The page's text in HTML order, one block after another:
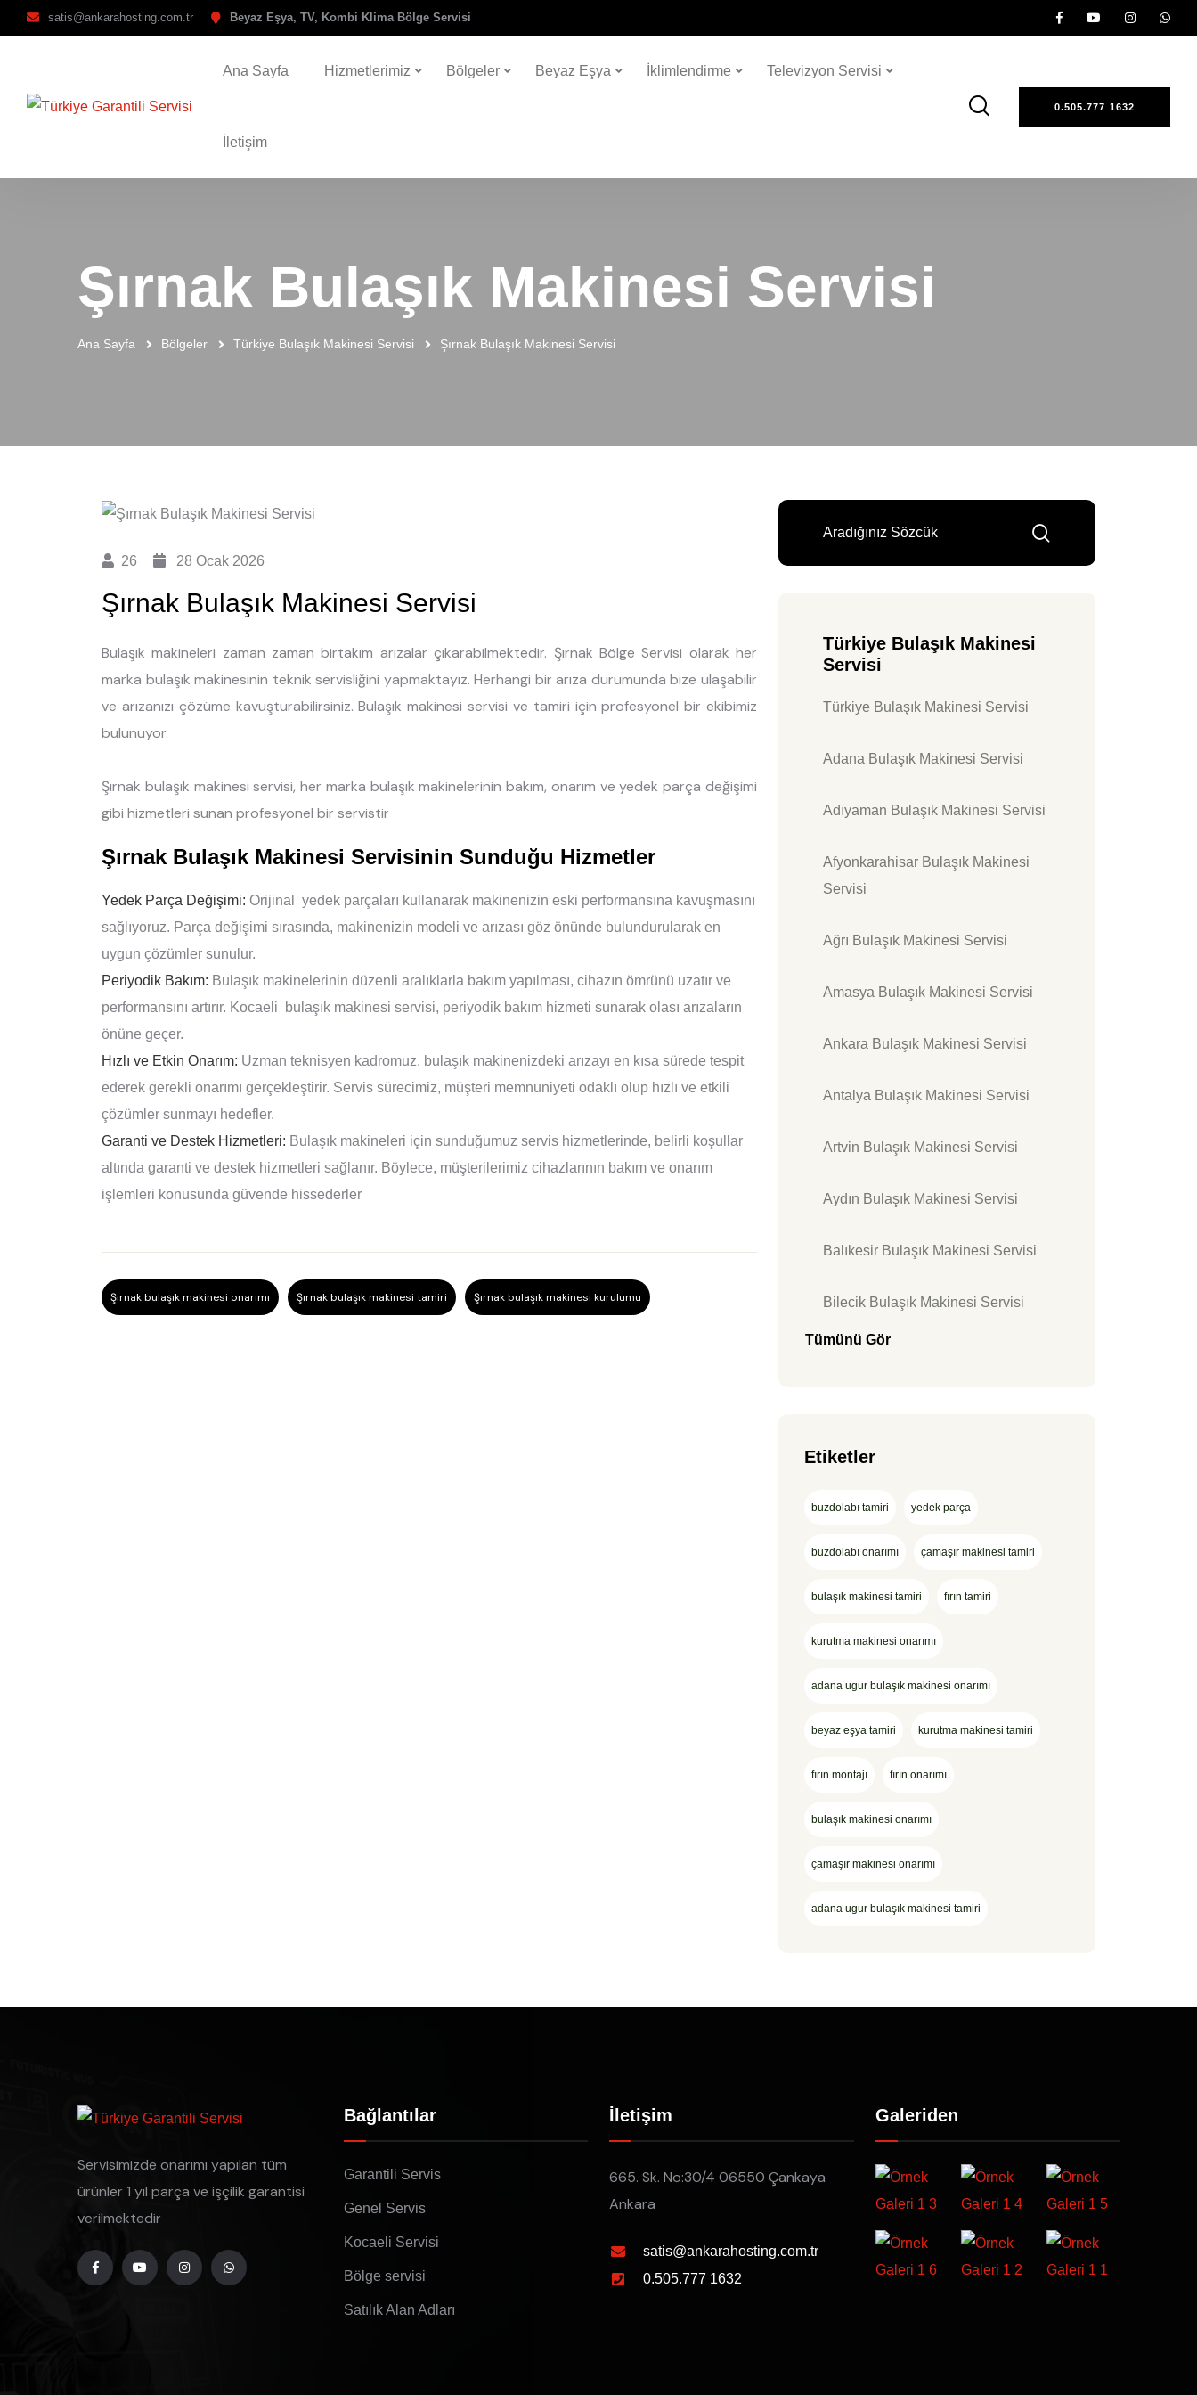
satis@ankarahosting.com.tr Beyaz Eşya, TV, Kombi Klima Bölge Servisi
Ana Sayfa Hizmetlerimiz Bölgeler Beyaz Eşya İklimlendirme Televizyon Servisi
İletişim
0.505.777 1632
Şırnak Bulaşık Makinesi Servisi
Ana Sayfa Bölgeler Türkiye Bulaşık Makinesi Servisi Şırnak Bulaşık Makinesi Servisi
26 28 Ocak 2026
Şırnak Bulaşık Makinesi Servisi
Bulaşık makineleri zaman zaman birtakım arızalar çıkarabilmektedir. Şırnak Bölge Servisi olarak her
marka bulaşık makinesinin teknik servisliğini yapmaktayız. Herhangi bir arıza durumunda bize ulaşabilir
ve arızanızı çözüme kavuşturabilirsiniz. Bulaşık makinesi servisi ve tamiri için profesyonel bir ekibimiz
bulunuyor.
Şırnak bulaşık makinesi servisi, her marka bulaşık makinelerinin bakım, onarım ve yedek parça değişimi
gibi hizmetleri sunan profesyonel bir servistir
Şırnak Bulaşık Makinesi Servisinin Sunduğu Hizmetler
Yedek Parça Değişimi: Orijinal yedek parçaları kullanarak makinenizin eski performansına kavuşmasını
sağlıyoruz. Parça değişimi sırasında, makinenizin modeli ve arızası göz önünde bulundurularak en
uygun çözümler sunulur.
Periyodik Bakım: Bulaşık makinelerinin düzenli aralıklarla bakım yapılması, cihazın ömrünü uzatır ve
performansını artırır. Kocaeli bulaşık makinesi servisi, periyodik bakım hizmeti sunarak olası arızaların
önüne geçer.
Hızlı ve Etkin Onarım: Uzman teknisyen kadromuz, bulaşık makinenizdeki arızayı en kısa sürede tespit
ederek gerekli onarımı gerçekleştirir. Servis sürecimiz, müşteri memnuniyeti odaklı olup hızlı ve etkili
çözümler sunmayı hedefler.
Garanti ve Destek Hizmetleri: Bulaşık makineleri için sunduğumuz servis hizmetlerinde, belirli koşullar
altında garanti ve destek hizmetleri sağlanır. Böylece, müşterilerimiz cihazlarının bakım ve onarım
işlemleri konusunda güvende hissederler
Şırnak bulaşık makinesi onarımı Şırnak bulaşık makinesi tamiri Şırnak bulaşık makinesi kurulumu
Türkiye Bulaşık Makinesi
Servisi
Türkiye Bulaşık Makinesi Servisi
Adana Bulaşık Makinesi Servisi
Adıyaman Bulaşık Makinesi Servisi
Afyonkarahisar Bulaşık Makinesi
Servisi
Ağrı Bulaşık Makinesi Servisi
Amasya Bulaşık Makinesi Servisi
Ankara Bulaşık Makinesi Servisi
Antalya Bulaşık Makinesi Servisi
Artvin Bulaşık Makinesi Servisi
Aydın Bulaşık Makinesi Servisi
Balıkesir Bulaşık Makinesi Servisi
Bilecik Bulaşık Makinesi Servisi
Tümünü Gör
Etiketler
buzdolabı tamiri yedek parça
buzdolabı onarımı çamaşır makinesi tamiri
bulaşık makinesi tamiri fırın tamiri
kurutma makinesi onarımı
adana ugur bulaşık makinesi onarımı
beyaz eşya tamiri kurutma makinesi tamiri
fırın montajı fırın onarımı
bulaşık makinesi onarımı
çamaşır makinesi onarımı
adana ugur bulaşık makinesi tamiri
Servisimizde onarımı yapılan tüm
ürünler 1 yıl parça ve işçilik garantisi
verilmektedir
Bağlantılar
Garantili Servis
Genel Servis
Kocaeli Servisi
Bölge servisi
Satılık Alan Adları
İletişim
665. Sk. No:30/4 06550 Çankaya
Ankara
satis@ankarahosting.com.tr
0.505.777 1632
Galeriden